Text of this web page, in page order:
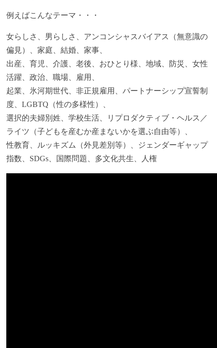
例えばこんなテーマ・・・
女らしさ、男らしさ、アンコンシャスバイアス（無意識の
偏見）、家庭、結婚、家事、
出産、育児、介護、老後、おひとり様、地域、防災、女性
活躍、政治、職場、雇用、
起業、氷河期世代、非正規雇用、パートナーシップ宣誓制
度、LGBTQ（性の多様性）、
選択的夫婦別姓、学校生活、リプロダクティブ・ヘルス／
ライツ（子どもを産むか産まないかを選ぶ自由等）、
性教育、ルッキズム（外見差別等）、ジェンダーギャップ
指数、SDGs、国際問題、多文化共生、人権